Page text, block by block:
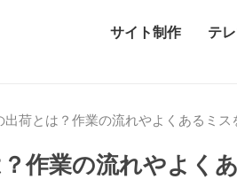
サイト制作 テ
出荷とは？作業の流れやよくあるミス
作業の流れやよく